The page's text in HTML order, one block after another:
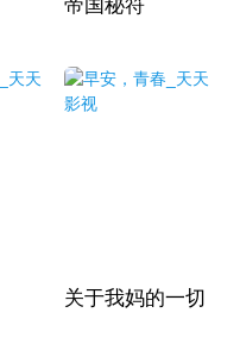
帝国秘符
关于我妈的一切